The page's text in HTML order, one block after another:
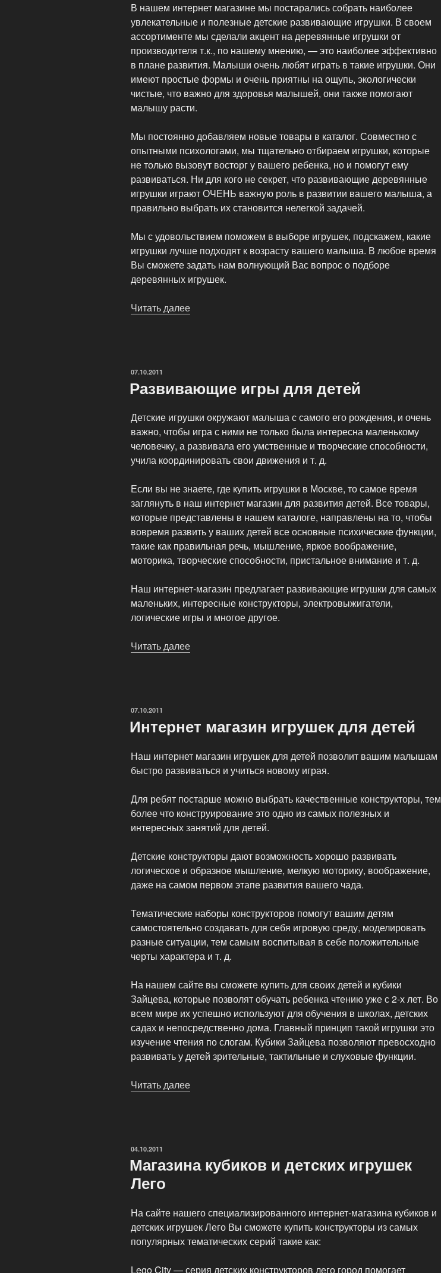
В нашем интернет магазине мы постарались собрать наиболее
увлекательные и полезные детские развивающие игрушки. В своем
ассортименте мы сделали акцент на деревянные игрушки от
производителя т.к., по нашему мнению, — это наиболее эффективно
в плане развития. Малыши очень любят играть в такие игрушки. Они
имеют простые формы и очень приятны на ощупь, экологически
чистые, что важно для здоровья малышей, они также помогают
малышу расти.
Мы постоянно добавляем новые товары в каталог. Совместно с
опытными психологами, мы тщательно отбираем игрушки, которые
не только вызовут восторг у вашего ребенка, но и помогут ему
развиваться. Ни для кого не секрет, что развивающие деревянные
игрушки играют ОЧЕНЬ важную роль в развитии вашего малыша, а
правильно выбрать их становится нелегкой задачей.
Мы с удовольствием поможем в выборе игрушек, подскажем, какие
игрушки лучше подходят к возрасту вашего малыша. В любое время
Вы сможете задать нам волнующий Вас вопрос о подборе
деревянных игрушек.
Читать далее
ОПУБЛИКОВАНО
07.10.2011
Развивающие игры для детей
Детские игрушки окружают малыша с самого его рождения, и очень
важно, чтобы игра с ними не только была интересна маленькому
человечку, а развивала его умственные и творческие способности,
учила координировать свои движения и т. д.
Если вы не знаете, где купить игрушки в Москве, то самое время
заглянуть в наш интернет магазин для развития детей. Все товары,
которые представлены в нашем каталоге, направлены на то, чтобы
вовремя развить у ваших детей все основные психические функции,
такие как правильная речь, мышление, яркое воображение,
моторика, творческие способности, пристальное внимание и т. д.
Наш интернет-магазин предлагает развивающие игрушки для самых
маленьких, интересные конструкторы, электровыжигатели,
логические игры и многое другое.
Читать далее
ОПУБЛИКОВАНО
07.10.2011
Интернет магазин игрушек для детей
Наш интернет магазин игрушек для детей позволит вашим малышам
быстро развиваться и учиться новому играя.
Для ребят постарше можно выбрать качественные конструкторы, тем
более что конструирование это одно из самых полезных и
интересных занятий для детей.
Детские конструкторы дают возможность хорошо развивать
логическое и образное мышление, мелкую моторику, воображение,
даже на самом первом этапе развития вашего чада.
Тематические наборы конструкторов помогут вашим детям
самостоятельно создавать для себя игровую среду, моделировать
разные ситуации, тем самым воспитывая в себе положительные
черты характера и т. д.
На нашем сайте вы сможете купить для своих детей и кубики
Зайцева, которые позволят обучать ребенка чтению уже с 2-х лет. Во
всем мире их успешно используют для обучения в школах, детских
садах и непосредственно дома. Главный принцип такой игрушки это
изучение чтения по слогам. Кубики Зайцева позволяют превосходно
развивать у детей зрительные, тактильные и слуховые функции.
Читать далее
ОПУБЛИКОВАНО
04.10.2011
Магазина кубиков и детских игрушек
Лего
На сайте нашего специализированного интернет-магазина кубиков и
детских игрушек Лего Вы сможете купить конструкторы из самых
популярных тематических серий такие как:
Lego City — серия детских конструкторов лего город помогает